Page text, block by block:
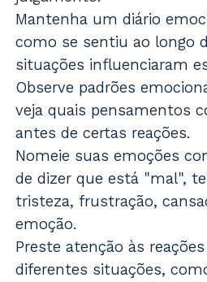
Mantenha um diário
como se sentiu ao longo
situações influenciaram
Observe padrões
veja quais pensamentos
antes de certas reações.
Nomeie suas emoções
de dizer que está "mal",
tristeza, frustração,
emoção.
Preste atenção às
diferentes situações,